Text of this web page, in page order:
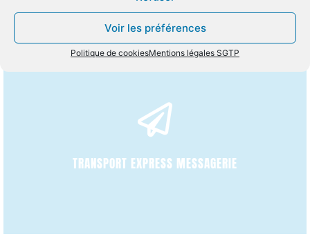
Voir les préférences
Politique de cookiesMentions légales SGTP
TRANSPORT EXPRESS MESSAGERIE
DÉCOUVRIR